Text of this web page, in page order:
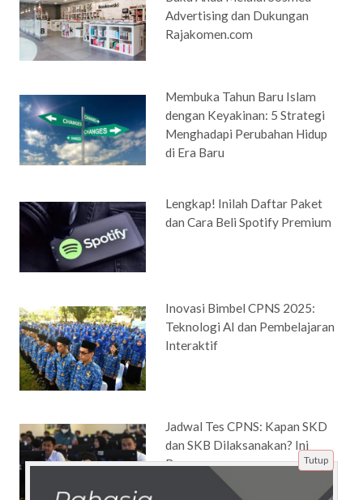
Advertising dan Dukungan
Rajakomen.com
Membuka Tahun Baru Islam
dengan Keyakinan: 5 Strategi
Menghadapi Perubahan Hidup
di Era Baru
Lengkap! Inilah Daftar Paket
dan Cara Beli Spotify Premium
Inovasi Bimbel CPNS 2025:
Teknologi AI dan Pembelajaran
Interaktif
Jadwal Tes CPNS: Kapan SKD
dan SKB Dilaksanakan? Ini
Bocorannya
Tutup